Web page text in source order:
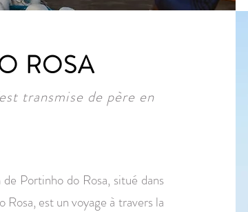
ROSA
transmise de père en
Portinho do Rosa, situé dans
Rosa, est un voyage à travers la